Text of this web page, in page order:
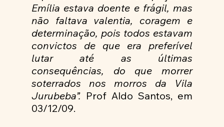
Emília estava doente e frágil, mas
não faltava valentia, coragem e
determinação, pois todos estavam
convictos de que era preferível
lutar até as últimas
consequências, do que morrer
soterrados nos morros da Vila
Jurubeba”. Prof Aldo Santos, em
03/12/09.